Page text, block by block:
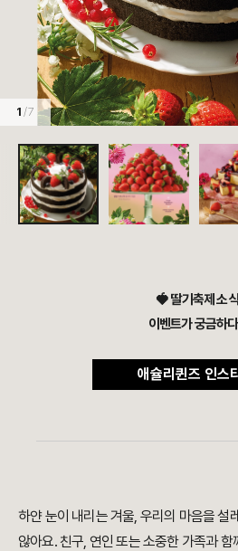
1 / 7
🍓 딸기축제 소
이벤트가 궁금하
애슐리퀸즈 인스
하얀 눈이 내리는 겨울, 우리의 마음을 설
않아요. 친구, 연인 또는 소중한 가족과